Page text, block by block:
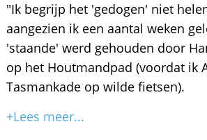
"Ik begrijp het 'gedogen' niet
aangezien ik een aantal weken
'staande' werd gehouden door
op het Houtmandpad (voordat ik
Tasmankade op wilde fietsen).
+Lees meer...